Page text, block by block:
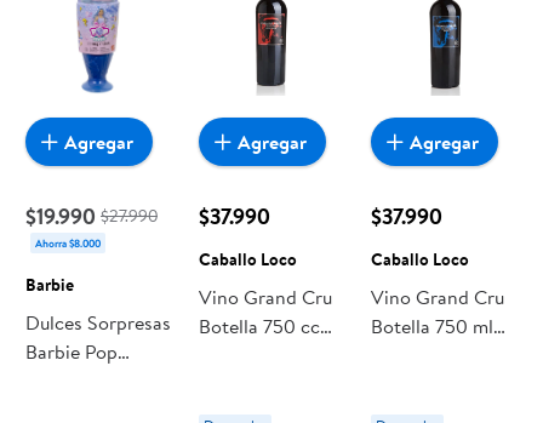
$19.990 $27.990
Ahorra $8.000
Barbie
Dulces Sorpresas
Barbie Pop
Agregar
$37.990
Caballo Loco
Vino Grand Cru
Botella 750 cc
Agregar
$37.990
Caballo Loco
Vino Grand Cru
Botella 750 ml
Agregar